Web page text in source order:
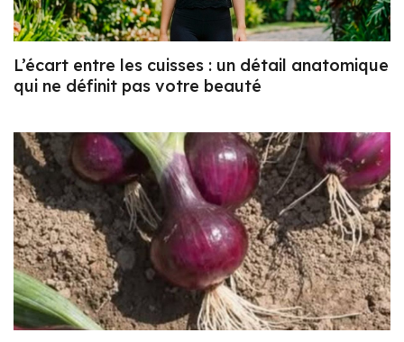
L’écart entre les cuisses : un détail anatomique
qui ne définit pas votre beauté